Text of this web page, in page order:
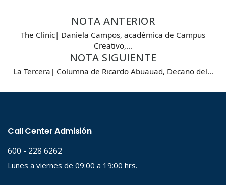
NOTA ANTERIOR
The Clinic| Daniela Campos, académica de Campus
Creativo,…
NOTA SIGUIENTE
La Tercera| Columna de Ricardo Abuauad, Decano del…